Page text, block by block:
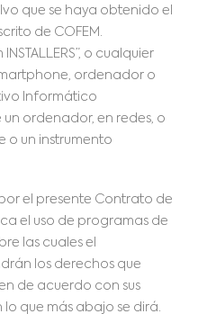
que se haya obtenido el
de COFEM.
o cualquier
ordenador o
Informático
ordenador, en redes, o
o un instrumento
el presente Contrato de
el uso de programas de
las cuales el
los derechos que
de acuerdo con sus
lo que más abajo se dirá.